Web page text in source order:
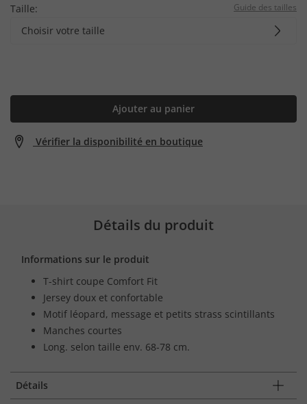
Taille: Guide des tailles
Choisir votre taille
Ajouter au panier
Vérifier la disponibilité en boutique
Détails du produit
Informations sur le produit
T-shirt coupe Comfort Fit
Jersey doux et confortable
Motif léopard, message et petits strass scintillants
Manches courtes
Long. selon taille env. 68-78 cm.
Détails